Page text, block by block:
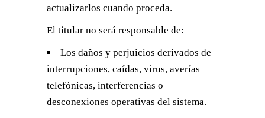
actualizarlos cuando proceda.
El titular no será responsable de:
Los daños y perjuicios derivados de
interrupciones, caídas, virus, averías
telefónicas, interferencias o
desconexiones operativas del sistema.